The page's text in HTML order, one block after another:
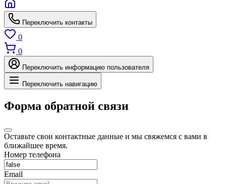
Переключить контакты
0
0
Переключить информацию пользователя
Переключить навигацию
Форма обратной связи
Оставьте свои контактные данные и мы свяжемся с вами в
ближайшее время.
Номер телефона
Email